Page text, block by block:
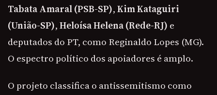
Tabata Amaral (PSB-SP),Kim Kataguiri
(União-SP),Heloísa Helena (Rede-RJ) e
deputados do PT, como Reginaldo Lopes (MG).
O espectro político dos apoiadores é amplo.
O projeto classifica o antissemitismo como